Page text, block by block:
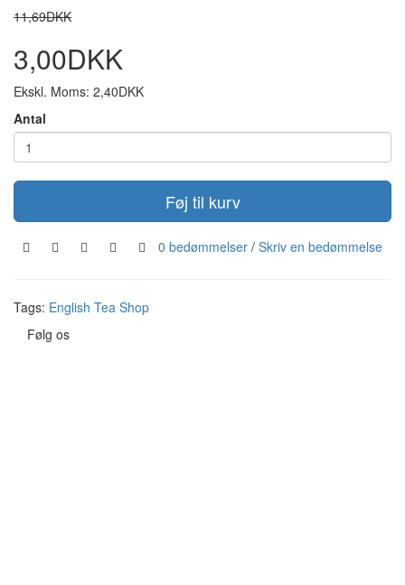
11,69DKK
3,00DKK
Ekskl. Moms: 2,40DKK
Antal
Føj til kurv
0 bedømmelser / Skriv en bedømmelse
Tags: English Tea Shop
Følg os